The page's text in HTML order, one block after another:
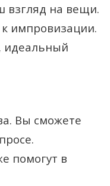
взгляд на вещи.
импровизации.
идеальный
Вы сможете
помогут в